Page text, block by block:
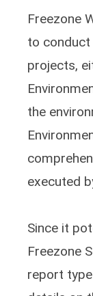
Freezone
to conduct
projects,
the
executed
Since it
Freezone
report